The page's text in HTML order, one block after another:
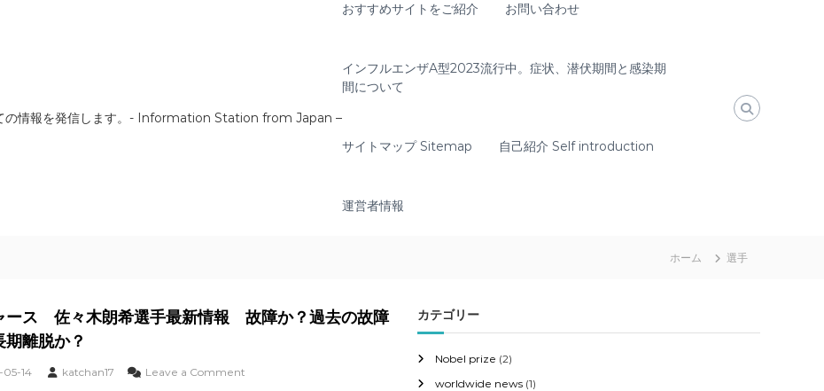
の情報を発信します。- Information Station from Japan –
おすすめサイトをご紹介 お問い合わせ
インフルエンザA型2023流行中。症状、潜伏期間と感染期
間について
サイトマップ Sitemap 自己紹介 Self introduction
運営者情報
ホーム 選手
ース 佐々木朗希選手最新情報 故障か？過去の故障
離脱か？
05-14 katchan17 Leave a Commento
カテゴリー
Nobel prize (2)
worldwide news (1)